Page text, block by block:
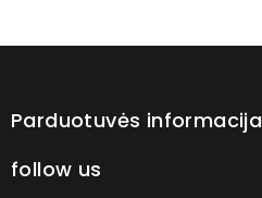
Parduotuvės informacija
follow us